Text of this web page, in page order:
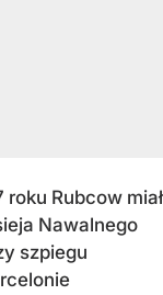
Rubcow miał
Nawalnego
szpiegu